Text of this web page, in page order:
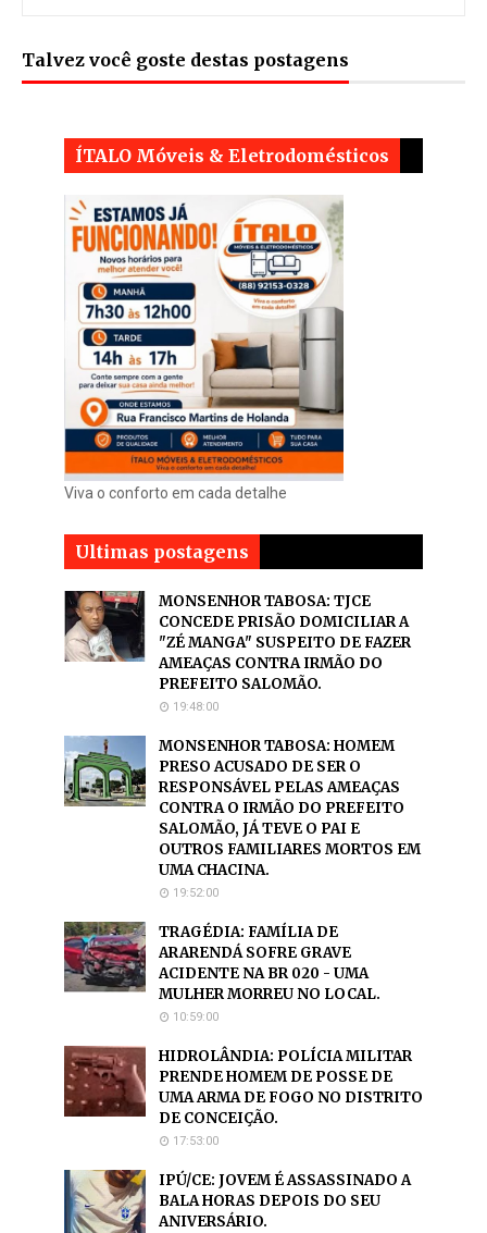
Talvez você goste destas postagens
ÍTALO Móveis & Eletrodomésticos
Viva o conforto em cada detalhe
Ultimas postagens
MONSENHOR TABOSA: TJCE
CONCEDE PRISÃO DOMICILIAR A
"ZÉ MANGA" SUSPEITO DE FAZER
AMEAÇAS CONTRA IRMÃO DO
PREFEITO SALOMÃO.
19:48:00
MONSENHOR TABOSA: HOMEM
PRESO ACUSADO DE SER O
RESPONSÁVEL PELAS AMEAÇAS
CONTRA O IRMÃO DO PREFEITO
SALOMÃO, JÁ TEVE O PAI E
OUTROS FAMILIARES MORTOS EM
UMA CHACINA.
19:52:00
TRAGÉDIA: FAMÍLIA DE
ARARENDÁ SOFRE GRAVE
ACIDENTE NA BR 020 - UMA
MULHER MORREU NO LOCAL.
10:59:00
HIDROLÂNDIA: POLÍCIA MILITAR
PRENDE HOMEM DE POSSE DE
UMA ARMA DE FOGO NO DISTRITO
DE CONCEIÇÃO.
17:53:00
IPÚ/CE: JOVEM É ASSASSINADO A
BALA HORAS DEPOIS DO SEU
ANIVERSÁRIO.